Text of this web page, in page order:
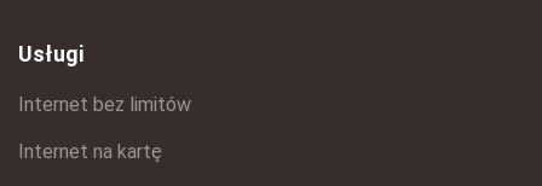
Usługi
Internet bez limitów
Internet na kartę